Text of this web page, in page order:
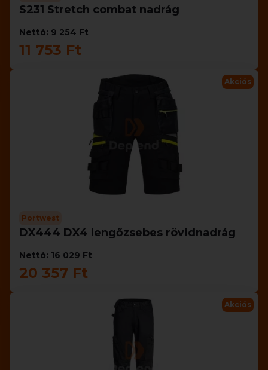
S231 Stretch combat nadrág
Nettó: 9 254 Ft
11 753 Ft
Akciós
Portwest
DX444 DX4 lengőzsebes rövidnadrág
Nettó: 16 029 Ft
20 357 Ft
Akciós